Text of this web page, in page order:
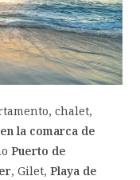
chalet,
en la comarca de
Puerto de
, Gilet,Playa de